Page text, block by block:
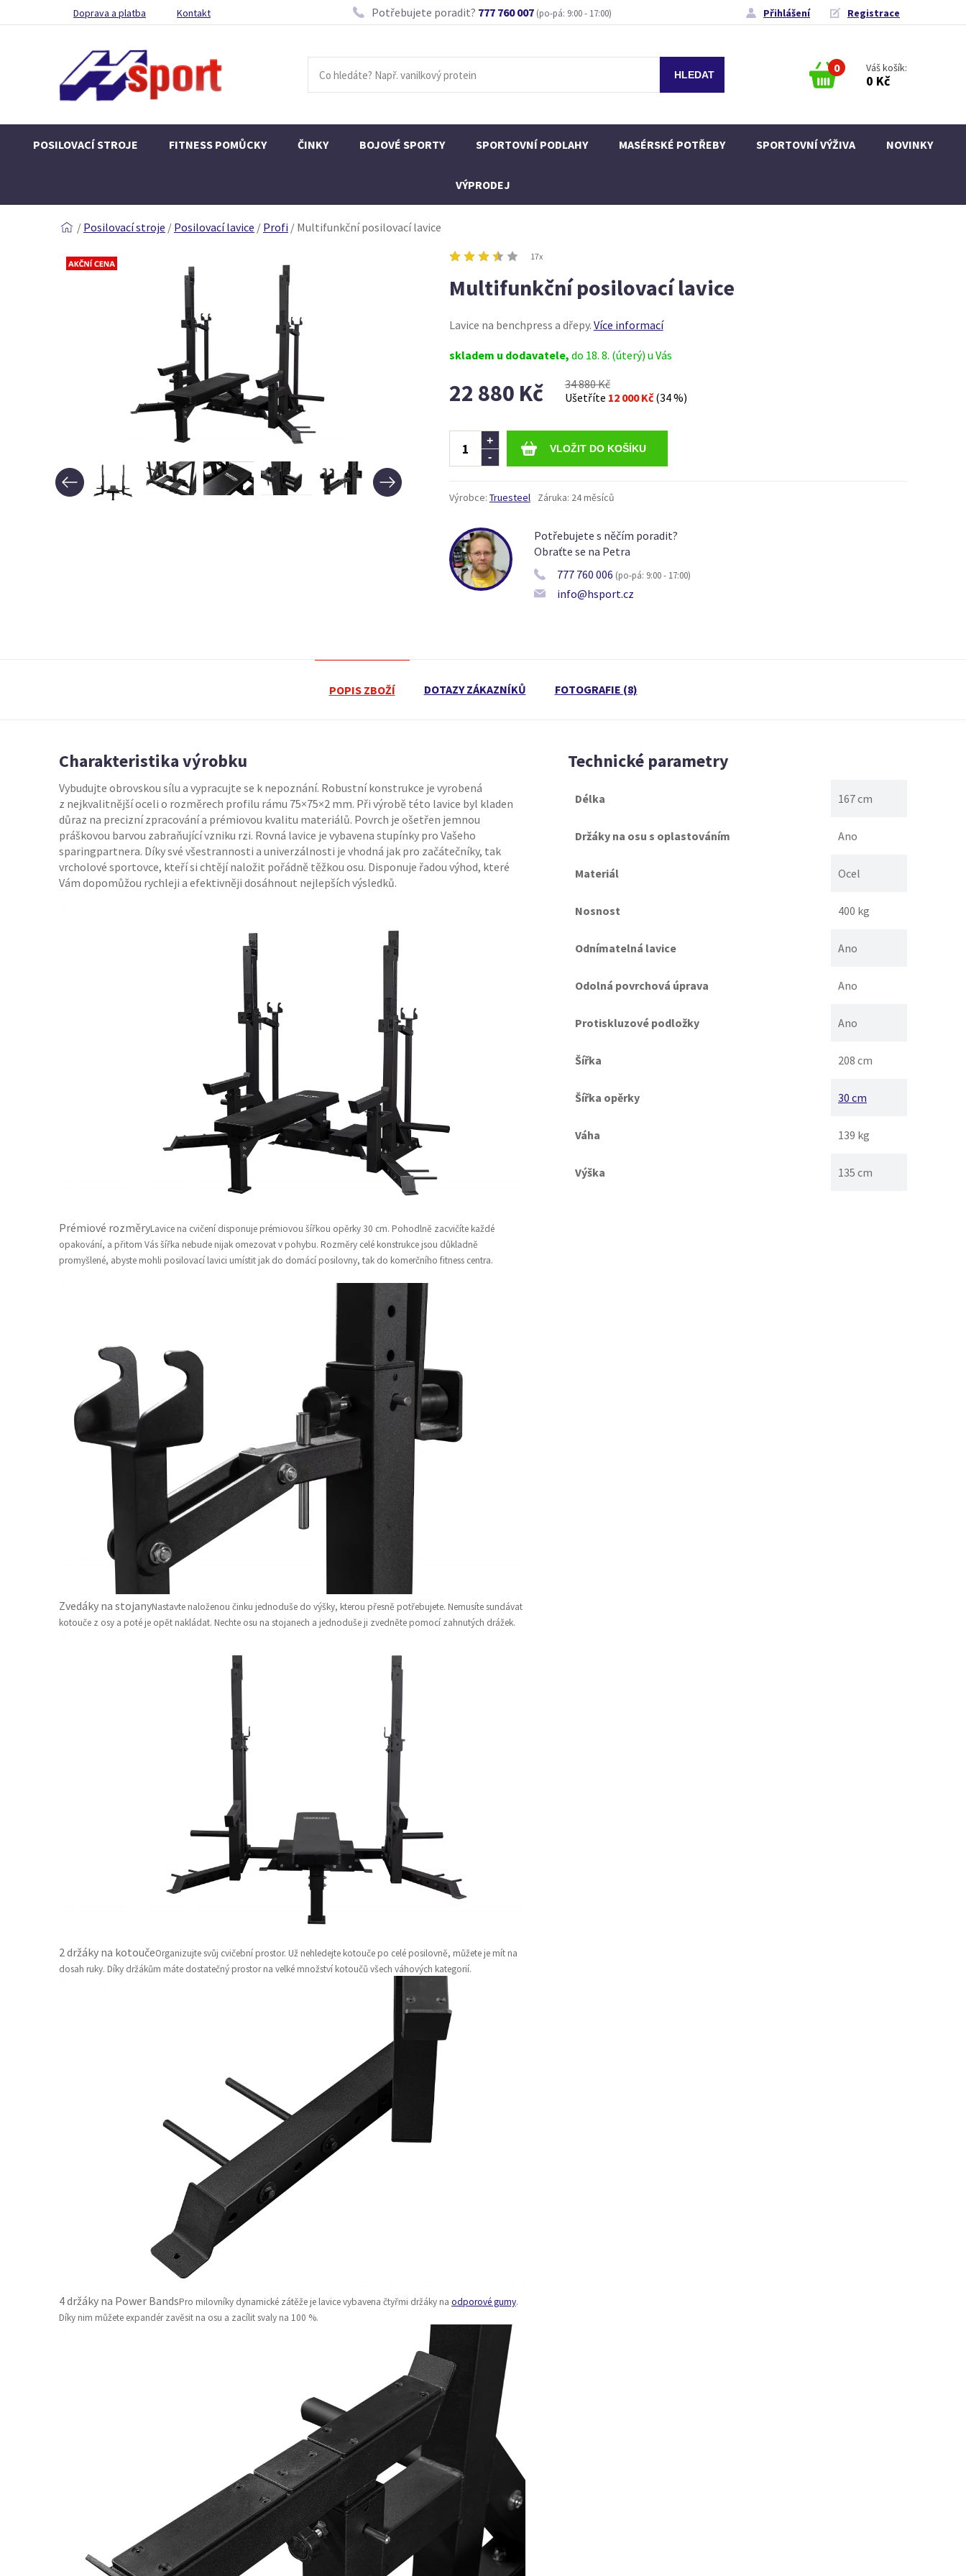
Doprava a platba Kontakt Potřebujete poradit? 777 760 007 (po-pá: 9:00 - 17:00) Přihlášení Registrace
0 Váš košík:
0 Kč
POSILOVACÍ STROJE FITNESS POMŮCKY ČINKY BOJOVÉ SPORTY SPORTOVNÍ PODLAHY MASÉRSKÉ POTŘEBY SPORTOVNÍ VÝŽIVA NOVINKY
VÝPRODEJ
/ Posilovací stroje / Posilovací lavice / Profi / Multifunkční posilovací lavice
17x
Multifunkční posilovací lavice
Lavice na benchpress a dřepy. Více informací
skladem u dodavatele, do 18. 8. (úterý) u Vás
22 880 Kč
34 880 Kč
Ušetříte 12 000 Kč (34 %)
-
+
Výrobce: Truesteel Záruka: 24 měsíců
Potřebujete s něčím poradit?
Obraťte se na Petra
777 760 006 (po-pá: 9:00 - 17:00)
info@hsport.cz
POPIS ZBOŽÍ DOTAZY ZÁKAZNÍKŮ FOTOGRAFIE (8)
Charakteristika výrobku
Vybudujte obrovskou sílu a vypracujte se k nepoznání. Robustní konstrukce je vyrobená
z nejkvalitnější oceli o rozměrech profilu rámu 75×75×2 mm. Při výrobě této lavice byl kladen
důraz na precizní zpracování a prémiovou kvalitu materiálů. Povrch je ošetřen jemnou
práškovou barvou zabraňující vzniku rzi. Rovná lavice je vybavena stupínky pro Vašeho
sparingpartnera. Díky své všestrannosti a univerzálnosti je vhodná jak pro začátečníky, tak
vrcholové sportovce, kteří si chtějí naložit pořádně těžkou osu. Disponuje řadou výhod, které
Vám dopomůžou rychleji a efektivněji dosáhnout nejlepších výsledků.
Prémiové rozměryLavice na cvičení disponuje prémiovou šířkou opěrky 30 cm. Pohodlně zacvičíte každé
opakování, a přitom Vás šířka nebude nijak omezovat v pohybu. Rozměry celé konstrukce jsou důkladně
promyšlené, abyste mohli posilovací lavici umístit jak do domácí posilovny, tak do komerčního fitness centra.
Zvedáky na stojanyNastavte naloženou činku jednoduše do výšky, kterou přesně potřebujete. Nemusíte sundávat
kotouče z osy a poté je opět nakládat. Nechte osu na stojanech a jednoduše ji zvedněte pomocí zahnutých drážek.
2 držáky na kotoučeOrganizujte svůj cvičební prostor. Už nehledejte kotouče po celé posilovně, můžete je mít na
dosah ruky. Díky držákům máte dostatečný prostor na velké množství kotoučů všech váhových kategorií.
4 držáky na Power BandsPro milovníky dynamické zátěže je lavice vybavena čtyřmi držáky na odporové gumy.
Díky nim můžete expandér zavěsit na osu a zacílit svaly na 100 %.
Technické parametry
Délka 167 cm
Držáky na osu s oplastováním Ano
Materiál Ocel
Nosnost 400 kg
Odnímatelná lavice Ano
Odolná povrchová úprava Ano
Protiskluzové podložky Ano
Šířka 208 cm
Šířka opěrky 30 cm
Váha 139 kg
Výška 135 cm